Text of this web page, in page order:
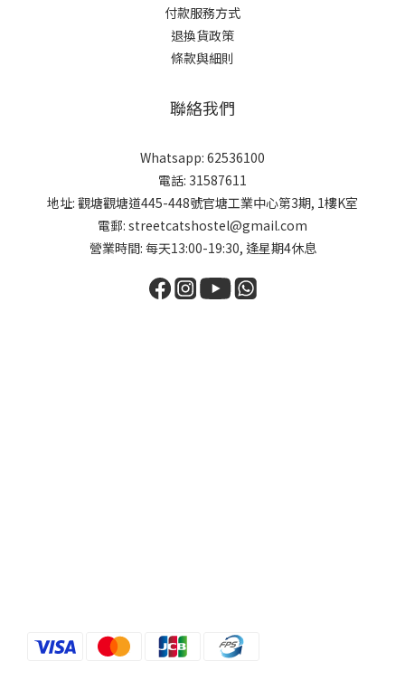
付款服務方式
退換貨政策
條款與細則
聯絡我們
Whatsapp: 62536100
電話: 31587611
地址: 觀塘觀塘道445-448號官塘工業中心第3期, 1樓K室
電郵: streetcatshostel@gmail.com
營業時間: 每天13:00-19:30, 逢星期4休息